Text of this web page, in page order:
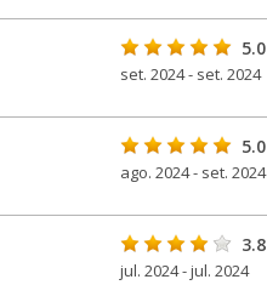
5.0
set. 2024 - set. 2024
5.0
ago. 2024 - set. 2024
3.8
jul. 2024 - jul. 2024